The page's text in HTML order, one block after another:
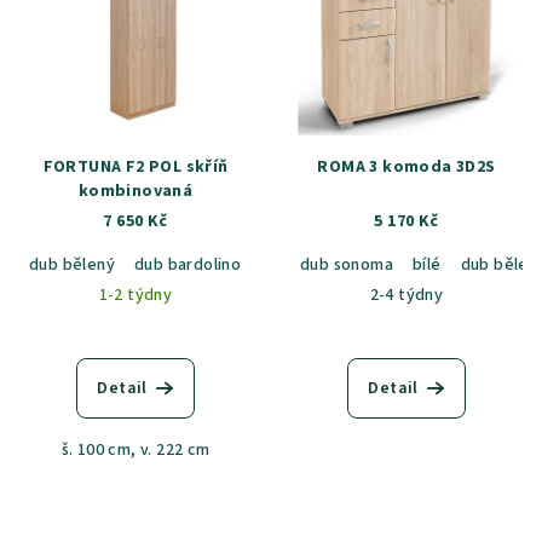
FORTUNA F2 POL skříň
kombinovaná
7 650 Kč
dub bělený
dub bardolino
dub artisan
1-2 týdny
Detail
š. 100 cm, v. 222 cm
ROMA 3 komoda 3D2S
5 170 Kč
dub sonoma
bílé
dub
2-4 týdny
Detail